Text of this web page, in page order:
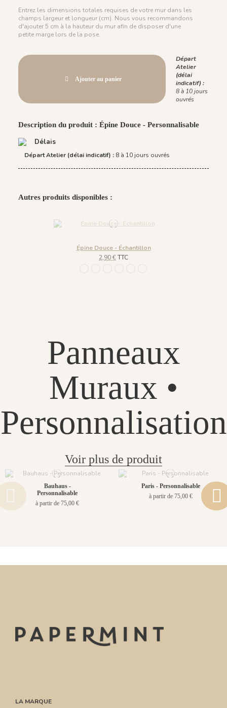
Entrez les dimensions totales requises de votre mur dans les
champs largeur et longueur (cm). Nous vous recommandons
d'ajouter 5 cm à la hauteur du mur afin de disposer d'une
petite marge lors de la pose.
Ajouter au panier
Départ
Atelier
(délai
indicatif) :
8 à 10 jours
ouvrés
Description du produit : Épine Douce - Personnalisable
Délais
Départ Atelier (délai indicatif) : 8 à 10 jours ouvrés
Autres produits disponibles :
Épine Douce - Échantillon
2,90 €TTC
Panneaux
Muraux •
Personnalisation
Voir plus de produit
Bauhaus -
Personnalisable
à partir de 75,00 €
Paris - Personnalisable
à partir de 75,00 €
LA MARQUE